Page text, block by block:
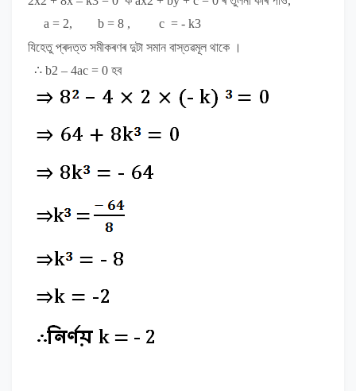
a = 2, b = 8 , c = - k3
যিহেতু প্ৰদত্ত সমীকৰণৰ দুটা সমান বাস্তৱমূল থাকে ।
∴ b2 – 4ac = 0 হব